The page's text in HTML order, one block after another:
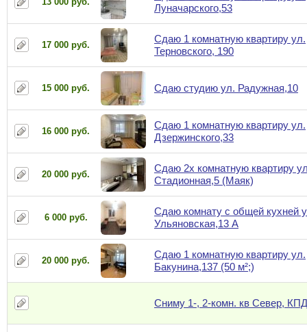
Луначарского,53
17 000 руб.
Сдаю 1 комнатную квартиру ул.
Терновского, 190
15 000 руб. Сдаю студию ул. Радужная,10
16 000 руб.
Сдаю 1 комнатную квартиру ул.
Дзержинского,33
20 000 руб.
Сдаю 2х комнатную квартиру
Стадионная,5 (Маяк)
6 000 руб.
Сдаю комнату с общей кухней
Ульяновская,13 А
20 000 руб.
Сдаю 1 комнатную квартиру ул.
Бакунина,137 (50 м²;)
Сниму 1-, 2-комн. кв Север, КПД